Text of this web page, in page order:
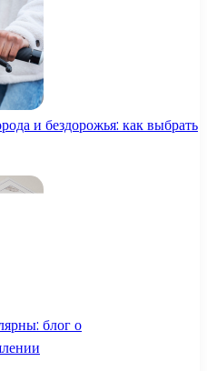
и бездорожья: как выбрать
блог о